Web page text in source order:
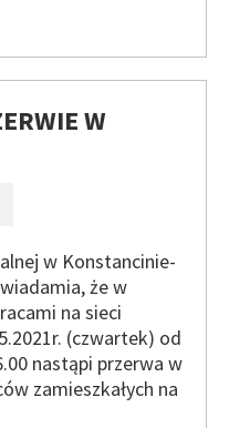
W
w Konstancinie-
że w
na sieci
(czwartek) od
nastąpi przerwa w
zamieszkałych na